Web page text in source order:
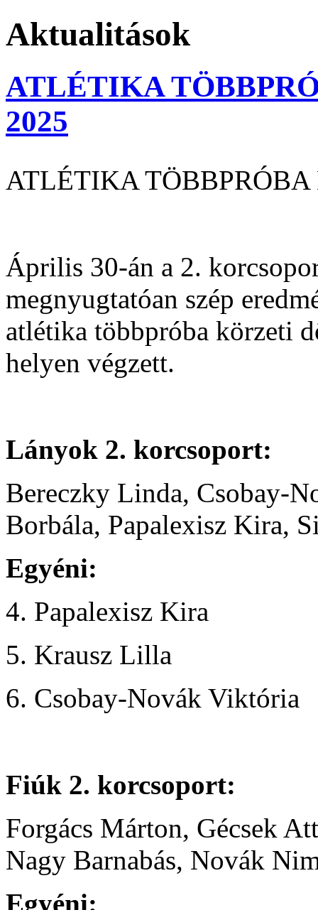
Aktualitások
ATLÉTIKA
2025
ATLÉTIKA
Április 30-án a 2.
megnyugtatóan szép
atlétika többpróba körzeti
helyen végzett.
Lányok 2. korcsoport:
Bereczky Linda, Csobay-
Borbála, Papalexisz Kira,
Egyéni:
4. Papalexisz Kira
5. Krausz Lilla
6. Csobay-Novák Viktória
Fiúk 2. korcsoport:
Forgács Márton, Gécsek
Nagy Barnabás, Novák
Egyéni: